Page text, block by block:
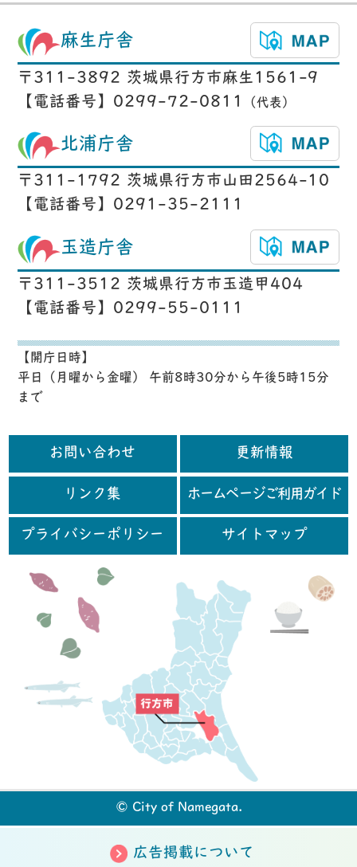
麻生庁舎
〒311-3892 茨城県行方市麻生1561-9
【電話番号】0299-72-0811
（代表）
北浦庁舎
〒311-1792 茨城県行方市山田2564-10
【電話番号】0291-35-2111
玉造庁舎
〒311-3512 茨城県行方市玉造甲404
【電話番号】0299-55-0111
【開庁日時】
平日（月曜から金曜） 午前8時30分から午後5時15分
まで
お問い合わせ 更新情報
リンク集 ホームページご利用ガイド
プライバシーポリシー サイトマップ
© City of Namegata.
広告掲載について